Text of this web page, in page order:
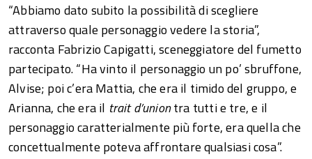
“Abbiamo dato subito la possibilità di scegliere
attraverso quale personaggio vedere la storia”,
racconta Fabrizio Capigatti, sceneggiatore del fumetto
partecipato. “Ha vinto il personaggio un po’ sbruffone,
Alvise; poi c’era Mattia, che era il timido del gruppo, e
Arianna, che era il trait d’uniontra tutti e tre, e il
personaggio caratterialmente più forte, era quella che
concettualmente poteva affrontare qualsiasi cosa”.